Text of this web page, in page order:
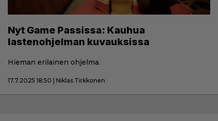
Nyt Game Passissa: Kauhua
lastenohjelman kuvauksissa
Hieman erilainen ohjelma.
17.7.2025 18:50 | Niklas Tirkkonen